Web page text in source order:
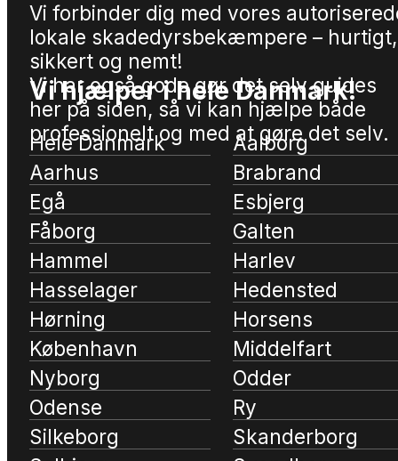
Vi forbinder dig med vores
lokale skadedyrsbekæmpere – hurtigt,
sikkert og nemt!
Vi har også gode gør det selv guides
her på siden, så vi kan hjælpe både
professionelt og med at gøre det selv.
Vi hjælper i hele Danmark!
Hele Danmark
Aalborg
Aarhus
Brabrand
Egå
Esbjerg
Fåborg
Galten
Hammel
Harlev
Hasselager
Hedensted
Hørning
Horsens
København
Middelfart
Nyborg
Odder
Odense
Ry
Silkeborg
Skanderborg